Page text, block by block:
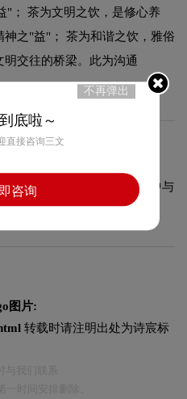
"； 茶为文明之饮，是修心养
之"益"； 茶为和谐之饮，雅俗
交往的桥梁。此为沟通
免费修改？
执行，我们会在设计过程中与
达到满意效果。
图片:
转载时请注明出处为诗宸标
不再弹出
底啦～
直接咨询三文
咨询